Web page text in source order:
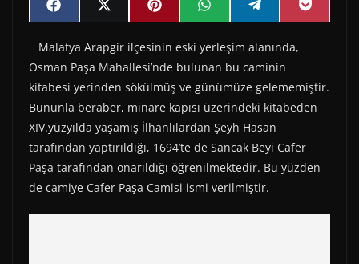
Share
on
F
a
e
b
o
o
k
Share
on
X
(
w
i
t
t
e
r
)
Share
on
P
i
t
e
r
e
s
t
Share
on
W
h
t
s
A
p
p
Share
on
e
e
g
r
a
m
Share
on
P
o
Malatya Arapgir ilçesinin eski yerleşim alanında,
Osman Paşa Mahallesi’nde bulunan bu caminin
kitabesi yerinden sökülmüş ve günümüze gelememiştir.
Bununla beraber, minare kapısı üzerindeki kitabeden
XIV.yüzyılda yaşamış İlhanlılardan Şeyh Hasan
tarafından yaptırıldığı, 1694’te de Sancak Beyi Cafer
Paşa tarafından onarıldığı öğrenilmektedir. Bu yüzden
de camiye Cafer Paşa Camisi ismi verilmiştir.